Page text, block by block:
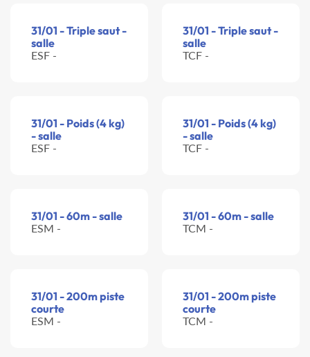
31/01 - Triple saut -
salle
ESF -
31/01 - Triple saut -
salle
TCF -
31/01 - Poids (4 kg)
- salle
ESF -
31/01 - Poids (4 kg)
- salle
TCF -
31/01 - 60m - salle
ESM -
31/01 - 60m - salle
TCM -
31/01 - 200m piste
courte
ESM -
31/01 - 200m piste
courte
TCM -